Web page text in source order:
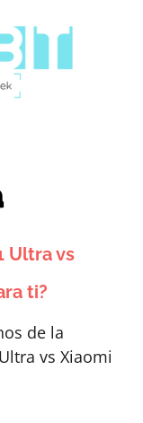
Ultra vs
ti?
de la
vs Xiaomi